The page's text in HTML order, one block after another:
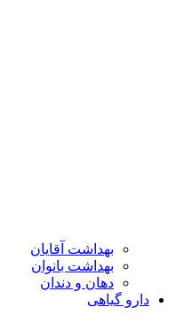
بهداشت آقایان
بهداشت بانوان
دهان و دندان
دارو گیاهی